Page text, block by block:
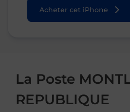
Acheter cet iPhone
La Poste
REPUBLIQUE